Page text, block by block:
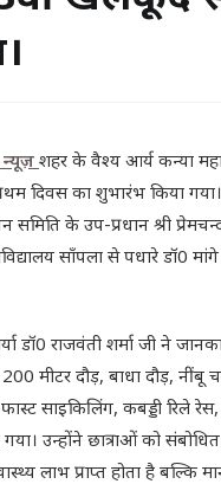
न्यूज़ शहर के वैश्य आर्य कन्या
दिवस का शुभारंभ किया गया।
समिति के उप-प्रधान श्री
साँपला से पधारे डॉ0
डॉ0 राजवंती शर्मा जी ने
मीटर दौड़, बाधा दौड़,
साइकिलिंग, कबड्डी रिले
उन्होंने छात्राओं को
लाभ प्राप्त होता है बल्कि